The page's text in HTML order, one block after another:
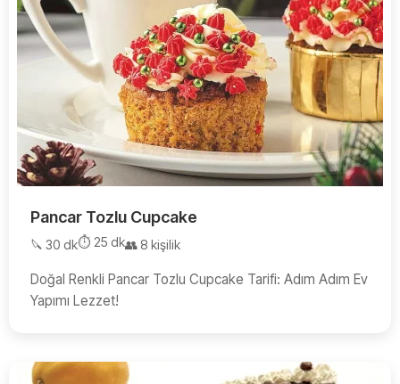
Pancar Tozlu Cupcake
🔪 30 dk⏱️ 25 dk👥 8 kişilik
Doğal Renkli Pancar Tozlu Cupcake Tarifi: Adım Adım Ev
Yapımı Lezzet!